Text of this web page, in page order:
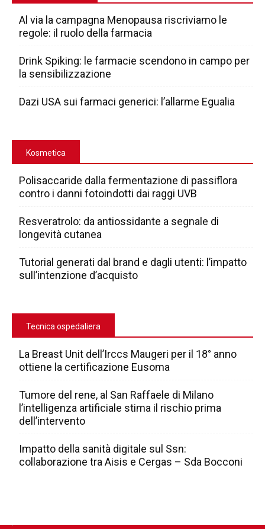
Al via la campagna Menopausa riscriviamo le
regole: il ruolo della farmacia
Drink Spiking: le farmacie scendono in campo per
la sensibilizzazione
Dazi USA sui farmaci generici: l’allarme Egualia
Kosmetica
Polisaccaride dalla fermentazione di passiflora
contro i danni fotoindotti dai raggi UVB
Resveratrolo: da antiossidante a segnale di
longevità cutanea
Tutorial generati dal brand e dagli utenti: l’impatto
sull’intenzione d’acquisto
Tecnica ospedaliera
La Breast Unit dell’Irccs Maugeri per il 18° anno
ottiene la certificazione Eusoma
Tumore del rene, al San Raffaele di Milano
l’intelligenza artificiale stima il rischio prima
dell’intervento
Impatto della sanità digitale sul Ssn:
collaborazione tra Aisis e Cergas – Sda Bocconi